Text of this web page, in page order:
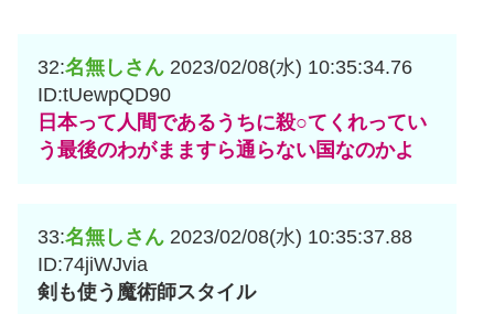
32:名無しさん 2023/02/08(水) 10:35:34.76
ID:tUewpQD90
日本って人間であるうちに殺○てくれってい
う最後のわがまますら通らない国なのかよ
33:名無しさん 2023/02/08(水) 10:35:37.88
ID:74jiWJvia
剣も使う魔術師スタイル